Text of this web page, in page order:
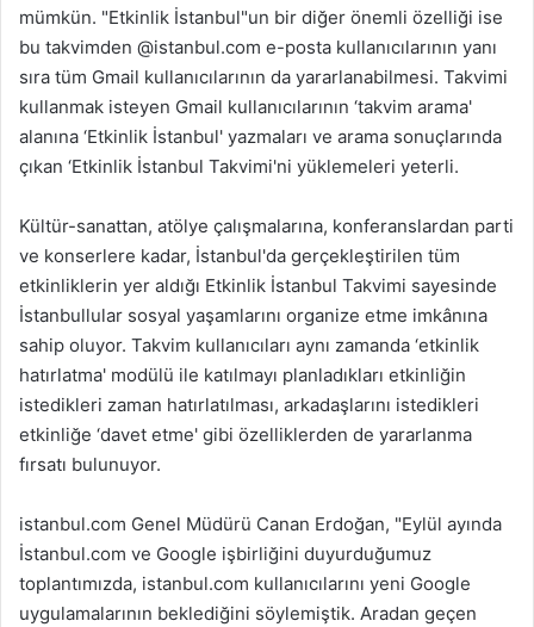
mümkün. "Etkinlik İstanbul"un bir diğer önemli özelliği ise
bu takvimden @istanbul.com e-posta kullanıcılarının yanı
sıra tüm Gmail kullanıcılarının da yararlanabilmesi. Takvimi
kullanmak isteyen Gmail kullanıcılarının ‘takvim arama'
alanına ‘Etkinlik İstanbul' yazmaları ve arama sonuçlarında
çıkan ‘Etkinlik İstanbul Takvimi'ni yüklemeleri yeterli.
Kültür-sanattan, atölye çalışmalarına, konferanslardan parti
ve konserlere kadar, İstanbul'da gerçekleştirilen tüm
etkinliklerin yer aldığı Etkinlik İstanbul Takvimi sayesinde
İstanbullular sosyal yaşamlarını organize etme imkânına
sahip oluyor. Takvim kullanıcıları aynı zamanda ‘etkinlik
hatırlatma' modülü ile katılmayı planladıkları etkinliğin
istedikleri zaman hatırlatılması, arkadaşlarını istedikleri
etkinliğe ‘davet etme' gibi özelliklerden de yararlanma
fırsatı bulunuyor.
istanbul.com Genel Müdürü Canan Erdoğan, "Eylül ayında
İstanbul.com ve Google işbirliğini duyurduğumuz
toplantımızda, istanbul.com kullanıcılarını yeni Google
uygulamalarının beklediğini söylemiştik. Aradan geçen